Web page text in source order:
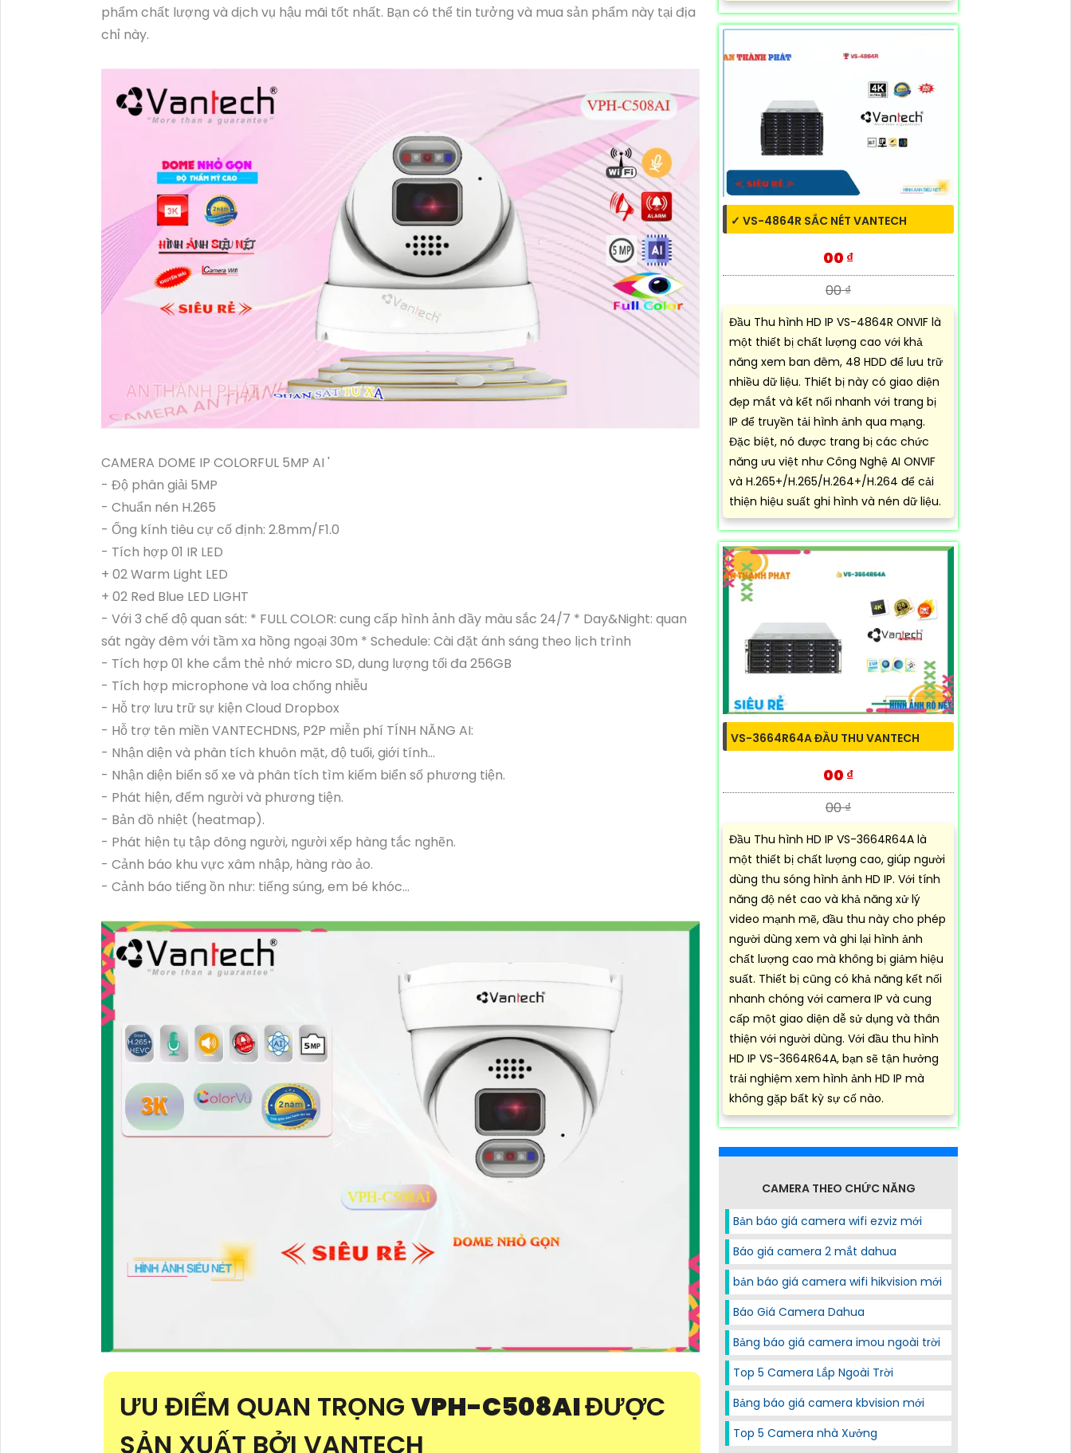
phẩm chất lượng và dịch vụ hậu mãi tốt nhất. Bạn có thể tin tưởng và mua sản phẩm này tại địa
chỉ này.
CAMERA DOME IP COLORFUL 5MP AI '
- Độ phân giải 5MP
- Chuẩn nén H.265
- Ống kính tiêu cự cố định: 2.8mm/F1.0
- Tích hợp 01 IR LED
+ 02 Warm Light LED
+ 02 Red Blue LED LIGHT
- Với 3 chế độ quan sát: * FULL COLOR: cung cấp hình ảnh đầy màu sắc 24/7 * Day&Night: quan
sát ngày đêm với tầm xa hồng ngoại 30m * Schedule: Cài đặt ánh sáng theo lịch trình
- Tích hợp 01 khe cắm thẻ nhớ micro SD, dung lượng tối đa 256GB
- Tích hợp microphone và loa chống nhiễu
- Hỗ trợ lưu trữ sự kiện Cloud Dropbox
- Hỗ trợ tên miền VANTECHDNS, P2P miễn phí TÍNH NĂNG AI:
- Nhận diện và phân tích khuôn mặt, độ tuổi, giới tính...
- Nhận diện biển số xe và phân tích tìm kiếm biển số phương tiện.
- Phát hiện, đếm người và phương tiện.
- Bản đồ nhiệt (heatmap).
- Phát hiện tụ tập đông người, người xếp hàng tắc nghẽn.
- Cảnh báo khu vực xâm nhập, hàng rào ảo.
- Cảnh báo tiếng ồn như: tiếng súng, em bé khóc…
ƯU ĐIỂM QUAN TRỌNG VPH-C508AIĐƯỢC
SẢN XUẤT BỞI VANTECH
✓ VS-4864R SẮC NÉT VANTECH
00 ₫
00 ₫
Đầu Thu hình HD IP VS-4864R ONVIF là
một thiết bị chất lượng cao với khả
năng xem ban đêm, 48 HDD để lưu trữ
nhiều dữ liệu. Thiết bị này có giao diện
đẹp mắt và kết nối nhanh với trang bị
IP để truyền tải hình ảnh qua mạng.
Đặc biệt, nó được trang bị các chức
năng ưu việt như Công Nghệ AI ONVIF
và H.265+/H.265/H.264+/H.264 để cải
thiện hiệu suất ghi hình và nén dữ liệu.
VS-3664R64A ĐẦU THU VANTECH
00 ₫
00 ₫
Đầu Thu hình HD IP VS-3664R64A là
một thiết bị chất lượng cao, giúp người
dùng thu sóng hình ảnh HD IP. Với tính
năng độ nét cao và khả năng xử lý
video mạnh mẽ, đầu thu này cho phép
người dùng xem và ghi lại hình ảnh
chất lượng cao mà không bị giảm hiệu
suất. Thiết bị cũng có khả năng kết nối
nhanh chóng với camera IP và cung
cấp một giao diện dễ sử dụng và thân
thiện với người dùng. Với đầu thu hình
HD IP VS-3664R64A, bạn sẽ tận hưởng
trải nghiệm xem hình ảnh HD IP mà
không gặp bất kỳ sự cố nào.
CAMERA THEO CHỨC NĂNG
Bản báo giá camera wifi ezviz mới
Báo giá camera 2 mắt dahua
bản báo giá camera wifi hikvision mới
Báo Giá Camera Dahua
Bảng báo giá camera imou ngoài trời
Top 5 Camera Lắp Ngoài Trời
Bảng báo giá camera kbvision mới
Top 5 Camera nhà Xưởng